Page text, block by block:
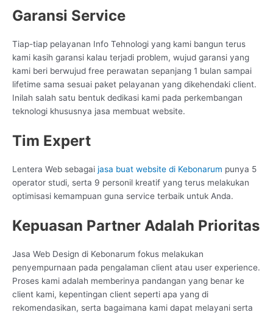
Garansi Service
Tiap-tiap pelayanan Info Tehnologi yang kami bangun terus
kami kasih garansi kalau terjadi problem, wujud garansi yang
kami beri berwujud free perawatan sepanjang 1 bulan sampai
lifetime sama sesuai paket pelayanan yang dikehendaki client.
Inilah salah satu bentuk dedikasi kami pada perkembangan
teknologi khususnya jasa membuat website.
Tim Expert
Lentera Web sebagai jasa buat website di Kebonarum punya 5
operator studi, serta 9 personil kreatif yang terus melakukan
optimisasi kemampuan guna service terbaik untuk Anda.
Kepuasan Partner Adalah Prioritas
Jasa Web Design di Kebonarum fokus melakukan
penyempurnaan pada pengalaman client atau user experience.
Proses kami adalah memberinya pandangan yang benar ke
client kami, kepentingan client seperti apa yang di
rekomendasikan, serta bagaimana kami dapat melayani serta